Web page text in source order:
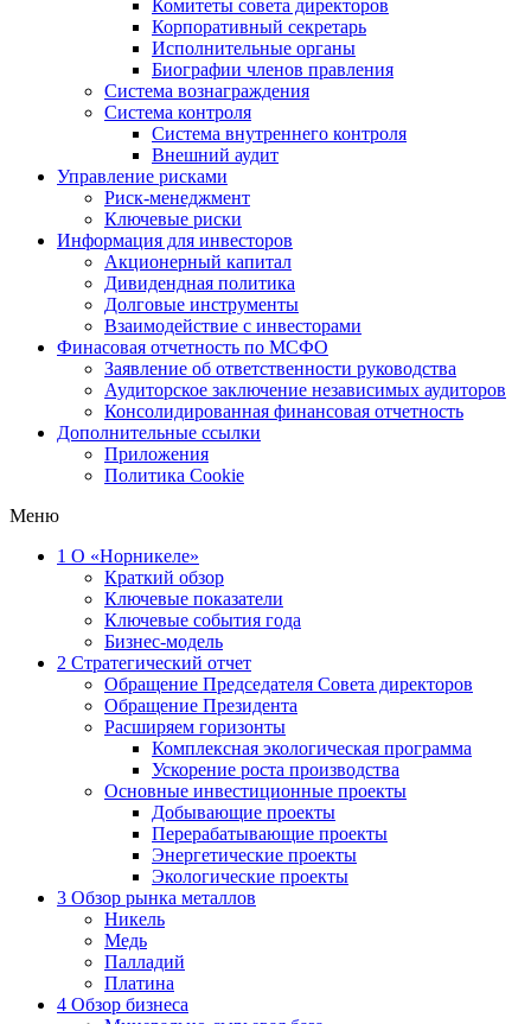
Комитеты совета директоров
Корпоративный секретарь
Исполнительные органы
Биографии членов правления
Система вознаграждения
Система контроля
Система внутреннего контроля
Внешний аудит
Управление рисками
Риск-менеджмент
Ключевые риски
Информация для инвесторов
Акционерный капитал
Дивидендная политика
Долговые инструменты
Взаимодействие с инвеcторами
Финасовая отчетность по МСФО
Заявление об ответственности руководства
Аудиторское заключение независимых аудиторов
Консолидированная финансовая отчетность
Дополнительные ссылки
Приложения
Политика Cookie
Меню
1 О «Норникеле»
Краткий обзор
Ключевые показатели
Ключевые события года
Бизнес-модель
2 Стратегический отчет
Обращение Председателя Совета директоров
Обращение Президента
Расширяем горизонты
Комплексная экологическая программа
Ускорение роста производства
Основные инвестиционные проекты
Добывающие проекты
Перерабатывающие проекты
Энергетические проекты
Экологические проекты
3 Обзор рынка металлов
Никель
Медь
Палладий
Платина
4 Обзор бизнеса